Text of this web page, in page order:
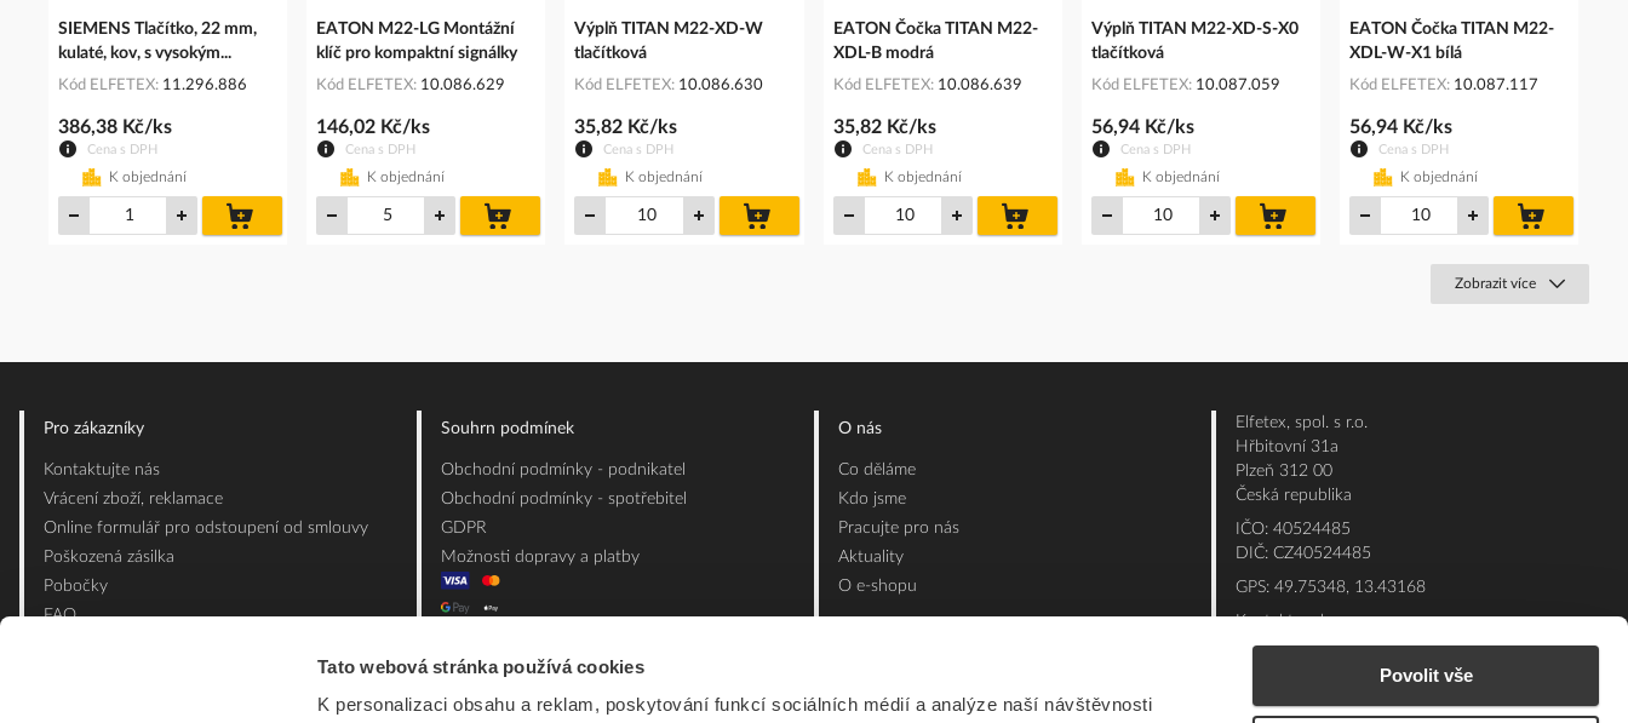
Tato webová stránka používá cookies
K personalizaci obsahu a reklam, poskytování funkcí sociálních médií a analýze naší návštěvnosti
Povolit vše
SIEMENS Tlačítko, 22 mm,
kulaté, kov, s vysokým...
Kód ELFETEX 11.296.886
Cena s DPH
386,38 Kč/ks
K objednání
košíku
EATON M22-LG Montážní
klíč pro kompaktní signálky
Kód ELFETEX 10.086.629
Cena s DPH
146,02 Kč/ks
K objednání
košíku
Výplň TITAN M22-XD-W
tlačítková
Kód ELFETEX 10.086.630
Cena s DPH
35,82 Kč/ks
K objednání
košíku
EATON Čočka TITAN M22-
XDL-B modrá
Kód ELFETEX 10.086.639
Cena s DPH
35,82 Kč/ks
K objednání
košíku
Výplň TITAN M22-XD-S-X0
tlačítková
Kód ELFETEX 10.087.059
Cena s DPH
56,94 Kč/ks
K objednání
košíku
EATON Čočka TITAN M22-
XDL-W-X1 bílá
Kód ELFETEX 10.087.117
Cena s DPH
56,94 Kč/ks
K objednání
košíku
Zobrazit více
Pro zákazníky
Kontaktujte nás
Vrácení zboží, reklamace
Online formulář pro odstoupení od smlouvy
Poškozená zásilka
Pobočky
FAQ
Souhrn podmínek
Obchodní podmínky - podnikatel
Obchodní podmínky - spotřebitel
GDPR
Možnosti dopravy a platby
O nás
Co děláme
Kdo jsme
Pracujte pro nás
Aktuality
O e-shopu
Elfetex, spol. s r.o.
Hřbitovní 31a
Plzeň 312 00
Česká republika
IČO: 40524485
DIČ: CZ40524485
GPS: 49.75348, 13.43168
Kontakt e-shop:
Po - Pá: 7:00 - 15:30
377 432 365
Technická podpora: 377 432 311